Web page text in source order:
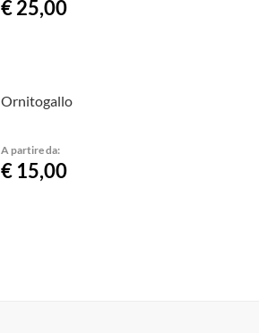
€ 25,00
Ornitogallo
A partire da:
€ 15,00